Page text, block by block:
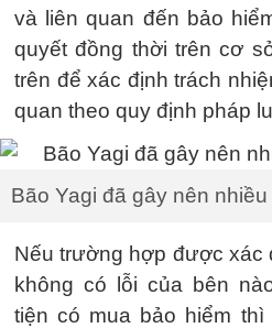
và liên quan đến bảo
quyết đồng thời trên cơ
trên để xác định trách
quan theo quy định pháp
Bão Yagi đã gây nên
Nếu trường hợp được xác
không có lỗi của bên
tiện có mua bảo hiểm